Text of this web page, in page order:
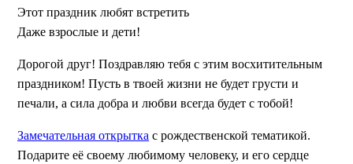
Этот праздник любят встретить
Даже взрослые и дети!
Дорогой друг! Поздравляю тебя с этим восхитительным
праздником! Пусть в твоей жизни не будет грусти и
печали, а сила добра и любви всегда будет с тобой!
Замечательная открытка с рождественской тематикой.
Подарите её своему любимому человеку, и его сердце